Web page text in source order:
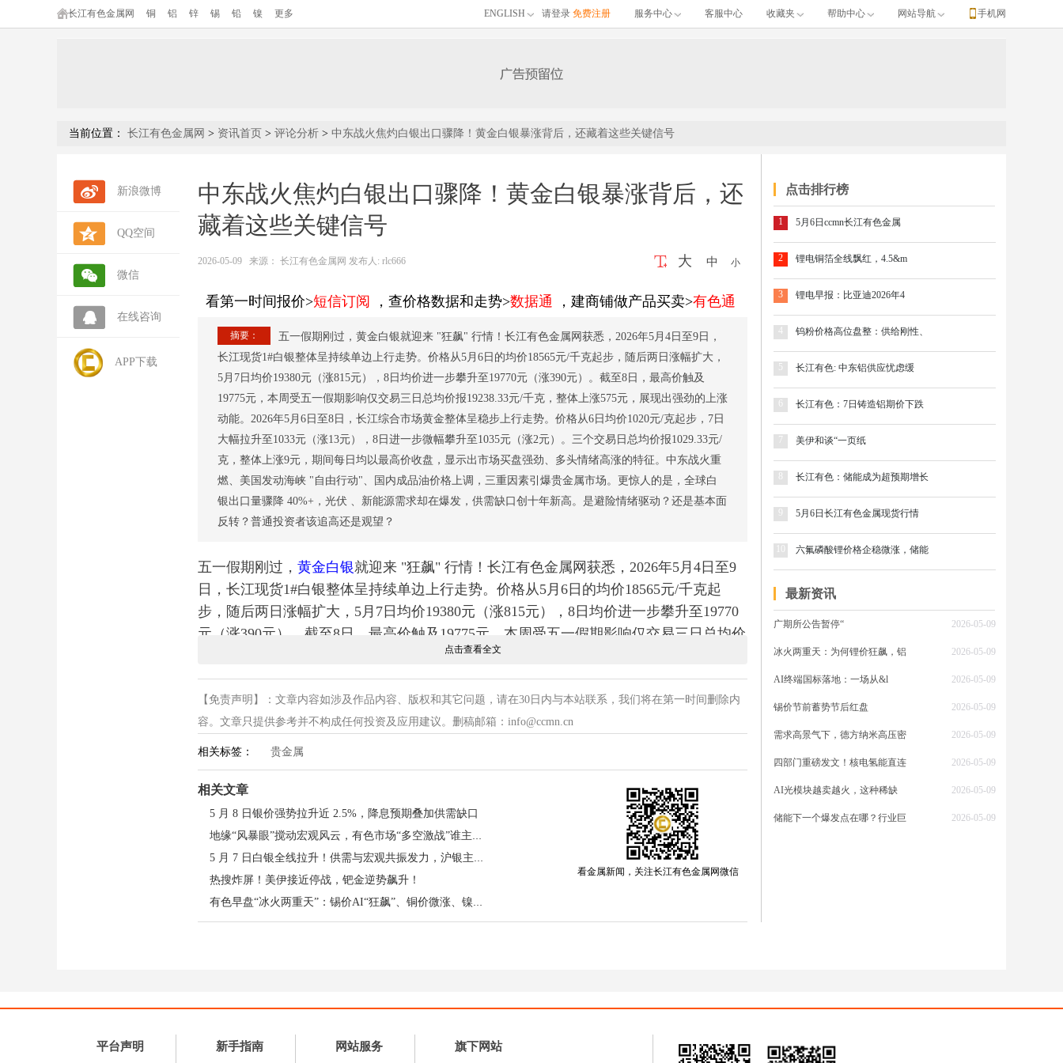
长江有色金属网 铜 铝 锌 锡 铅 镍 更多 ENGLISH 请登录 免费注册 服务中心 客服中心 收藏夹 帮助中心 网站导航 手机网
当前位置： 长江有色金属网 > 资讯首页 > 评论分析 > 中东战火焦灼白银出口骤降！黄金白银暴涨背后，还藏着这些关键信号
新浪微博
QQ空间
微信
在线咨询
APP下载
中东战火焦灼白银出口骤降！黄金白银暴涨背后，还
藏着这些关键信号
2026-05-09 来源： 长江有色金属网 发布人: rlc666 大 中 小
看第一时间报价>短信订阅 ，查价格数据和走势>数据通 ，建商铺做产品买卖>有色通
摘要：
五一假期刚过，黄金白银就迎来 "狂飙" 行情！长江有色金属网获悉，2026年5月4日至9日，
长江现货1#白银整体呈持续单边上行走势。价格从5月6日的均价18565元/千克起步，随后两日涨幅扩大，
5月7日均价19380元（涨815元），8日均价进一步攀升至19770元（涨390元）。截至8日，最高价触及
19775元，本周受五一假期影响仅交易三日总均价报19238.33元/千克，整体上涨575元，展现出强劲的上涨
动能。2026年5月6日至8日，长江综合市场黄金整体呈稳步上行走势。价格从6日均价1020元/克起步，7日
大幅拉升至1033元（涨13元），8日进一步微幅攀升至1035元（涨2元）。三个交易日总均价报1029.33元/
克，整体上涨9元，期间每日均以最高价收盘，显示出市场买盘强劲、多头情绪高涨的特征。中东战火重
燃、美国发动海峡 "自由行动"、国内成品油价格上调，三重因素引爆贵金属市场。更惊人的是，全球白
银出口量骤降 40%+，光伏 、新能源需求却在爆发，供需缺口创十年新高。是避险情绪驱动？还是基本面
反转？普通投资者该追高还是观望？
五一假期刚过， 黄金白银就迎来 "狂飙" 行情！长江有色金属网获悉，2026年5月4日至9
日，长江现货1#白银整体呈持续单边上行走势。价格从5月6日的均价18565元/千克起
步，随后两日涨幅扩大，5月7日均价19380元（涨815元），8日均价进一步攀升至19770
元（涨390元）。截至8日，最高价触及19775元，本周受五一假期影响仅交易三日总均价
报19238.33元/千克，整体上涨575元，展现出强劲的上涨动能。2026年5月6日至8日，长
江综合市场黄金整体呈稳步上行走势。价格从6日均价1020元/克起步，7日大幅拉升至
1033元（涨13元），8日进一步微幅攀升至1035元（涨2元）。三个交易日总均价报
1029.33元/克，整体上涨9元，期间每日均以最高价收盘，显示出市场买盘强劲、多头情
绪高涨的特征。中东战火重燃、美国发动海峡 "自由行动"、国内成品油价格上调，三重
因素引爆贵金属市场。更惊人的是，全球白银出口量骤降 40%+，光伏 、新能源需求却
在爆发，供需缺口创十年新高。是避险情绪驱动？还是基本面反转？普通投资者该追高
还是观望？
内外宏观双轮托底
美国就业数据 “强而不热”，非农超预期但薪资涨幅放缓，降息预期未被扭转，美元指数
震荡偏弱，为贵金属打开上行空间；中东霍尔木兹海峡局势反复，地缘避险资金持续涌
入，叠加国内央行连续 18 个月增持黄金，夯实配置底。美股科技行情升温未分流资金，
低库存下价格弹性凸显；黄金迎来央行购金与投资盘双重支撑，实物消费与 ETF 持仓同
点击查看全文
【免责声明】：文章内容如涉及作品内容、版权和其它问题，请在30日内与本站联系，我们将在第一时间删除内
容。文章只提供参考并不构成任何投资及应用建议。删稿邮箱：info@ccmn.cn
相关标签： 贵金属
相关文章
5 月 8 日银价强势拉升近 2.5%，降息预期叠加供需缺口
地缘“风暴眼”搅动宏观风云，有色市场“多空激战”谁主沉浮？今日铜价小涨50元/吨
5 月 7 日白银全线拉升！供需与宏观共振发力，沪银主力强势破位
热搜炸屏！美伊接近停战，钯金逆势飙升！
有色早盘“冰火两重天”：锡价AI“狂飙”、铜价微涨、镍铝“暴跌”，地缘缓和后的行情再定价
看金属新闻，关注长江有色金属网微信
点击排行榜
1 5月6日ccmn长江有色金属
2 锂电铜箔全线飘红，4.5&m
3 锂电早报：比亚迪2026年4
4 钨粉价格高位盘整：供给刚性、
5 长江有色: 中东铝供应忧虑缓
长江有色：7日铸造铝期价下跌
7 美伊和谈“一页纸
长江有色：储能成为超预期增长
5月6日长江有色金属现货行情
六氟磷酸锂价格企稳微涨，储能
最新资讯
广期所公告暂停“ 2026-05-09
冰火两重天：为何锂价狂飙，铝 2026-05-09
AI终端国标落地：一场从&l 2026-05-09
锡价节前蓄势节后红盘 2026-05-09
需求高景气下，德方纳米高压密 2026-05-09
四部门重磅发文！核电氢能直连 2026-05-09
AI光模块越卖越火，这种稀缺 2026-05-09
储能下一个爆发点在哪？行业巨 2026-05-09
平台声明 新手指南 网站服务 旗下网站